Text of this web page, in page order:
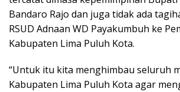
Bandaro Rajo dan juga tidak ada
RSUD Adnaan WD Payakumbuh ke
Kabupaten Lima Puluh Kota.
“Untuk itu kita menghimbau seluruh
Kabupaten Lima Puluh Kota agar